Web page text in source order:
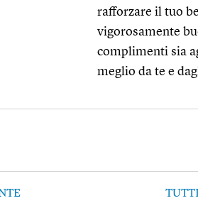
rafforzare il tuo
vigorosamente
complimenti sia
meglio da te e